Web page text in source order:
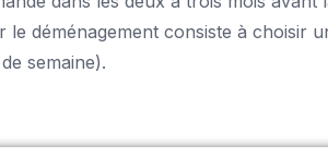
déménagement consiste à choisir
semaine).